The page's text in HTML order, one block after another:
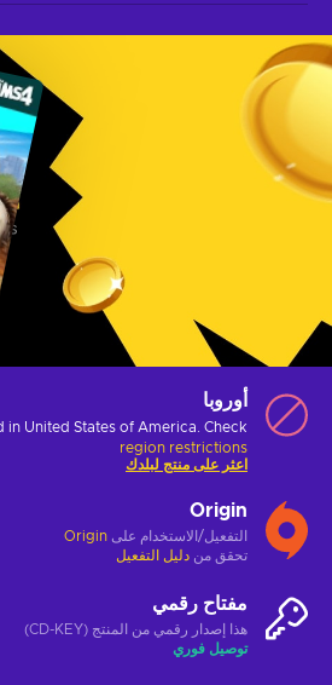
أوروبا
in United States of America. Check
region restrictions
اعثر على منتج لبلدك
Origin
التفعيل/الاستخدام على Origin
تحقق من دليل التفعيل
مفتاح رقمي
هذا إصدار رقمي من المنتج (CD-KEY)
توصيل فوري